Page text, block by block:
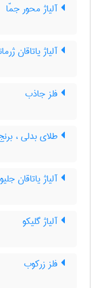
آلیاژ محور جمّا
آلیاژ یاتاقان
فلز جاذب
طلای بدلی ،
آلیاژ یاتاقان
آلیاژ گلیکو
فلز زرکوب